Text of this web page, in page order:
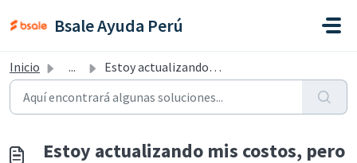
Bsale Ayuda Perú
Inicio ... Estoy actualizando mis costos, pero el sistema no me deja
Estoy actualizando mis costos, pero